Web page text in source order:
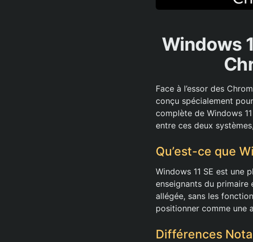
Windows
Face à l’essor des
conçu spécialement
complète de Windows
entre ces deux
Qu’est-ce que
Windows 11 SE est une
enseignants du primaire
allégée, sans les
positionner comme une
Différences